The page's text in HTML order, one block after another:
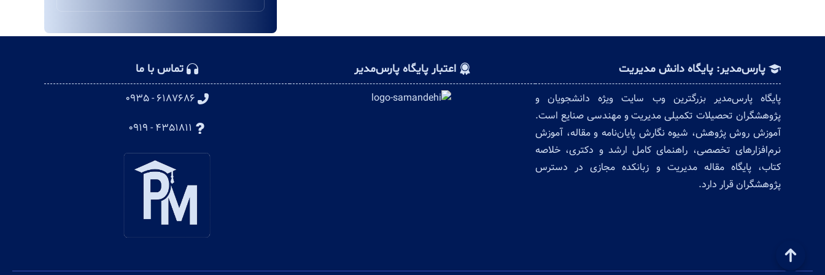
پارس‌مدیر: پایگاه دانش مدیریت
پایگاه پارس‌مدیر بزرگترین وب سایت ویژه دانشجویان و
پژوهشگران تحصیلات تکمیلی مدیریت و مهندسی صنایع است.
آموزش روش پژوهش، شیوه نگارش پایان‌نامه و مقاله، آموزش
نرم‌افزارهای تخصصی، راهنمای کامل ارشد و دکتری، خلاصه
کتاب، پایگاه مقاله مدیریت و زبانکده مجازی در دسترس
پژوهشگران قرار دارد.
اعتبار پایگاه پارس‌مدیر
تماس با ما
۶۱۸۷۶۸۶ - ۰۹۳۵